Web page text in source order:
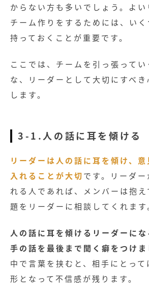
無料お役立ち資料
経営セミナー
からない方も多いでしょう。よ
チーム作りをするためには、い
持っておくことが重要です。
ここでは、チームを引っ張って
な、リーダーとして大切にすべ
します。
3-1.人の話に耳を傾ける
リーダーは人の話に耳を傾け、
入れることが大切です。リーダー
れる人であれば、メンバーは抱
題をリーダーに相談してくれます
人の話に耳を傾けるリーダーに
手の話を最後まで聞く癖をつけま
中で言葉を挟むと、相手にとって
形となって不信感が残ります。